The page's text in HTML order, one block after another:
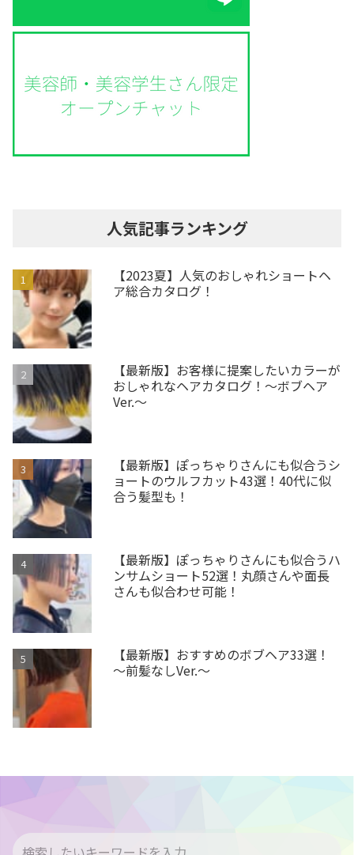
人気記事ランキング
【2023夏】人気のおしゃれショートヘ
ア総合カタログ！
【最新版】お客様に提案したいカラーが
おしゃれなヘアカタログ！～ボブヘア
Ver.～
【最新版】ぽっちゃりさんにも似合うシ
ョートのウルフカット43選！40代に似
合う髪型も！
【最新版】ぽっちゃりさんにも似合うハ
ンサムショート52選！丸顔さんや面長
さんも似合わせ可能！
【最新版】おすすめのボブヘア33選！
～前髪なしVer.～